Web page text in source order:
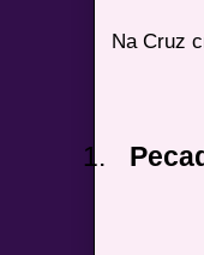
Na Cruz
1.